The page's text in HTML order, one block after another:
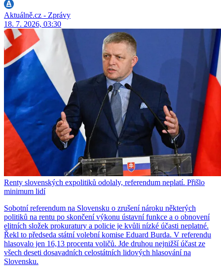
Aktuálně.cz - Zprávy
18. 7. 2026, 03:30
Renty slovenských expolitiků odolaly, referendum neplatí. Přišlo
minimum lidí
Sobotní referendum na Slovensku o zrušení nároku některých
politiků na rentu po skončení výkonu ústavní funkce a o obnovení
elitních složek prokuratury a policie je kvůli nízké účasti neplatné.
Řekl to předseda státní volební komise Eduard Burda. V referendu
hlasovalo jen 16,13 procenta voličů. Jde druhou nejnižší účast ze
všech deseti dosavadních celostátních lidových hlasování na
Slovensku.